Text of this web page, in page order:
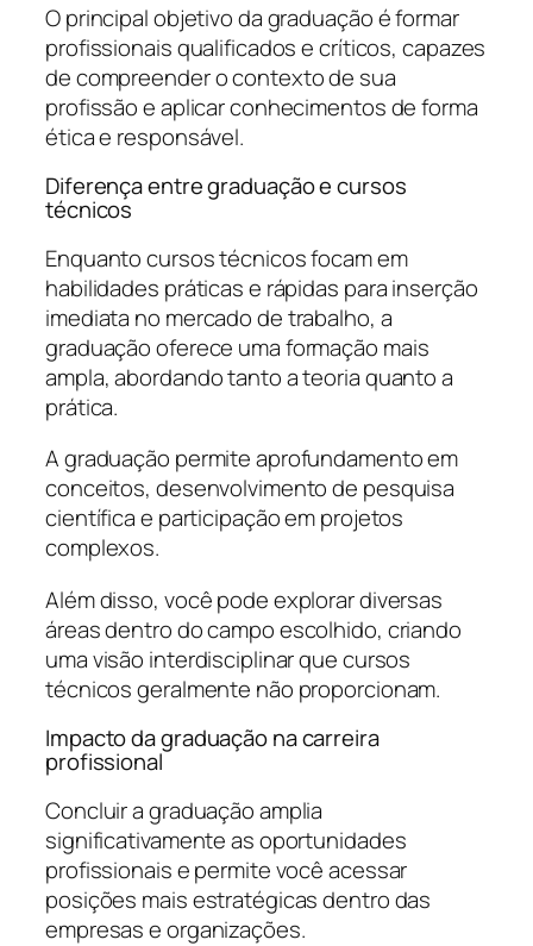
O principal objetivo da graduação é formar
profissionais qualificados e críticos, capazes
de compreender o contexto de sua
profissão e aplicar conhecimentos de forma
ética e responsável.
Diferença entre graduação e cursos
técnicos
Enquanto cursos técnicos focam em
habilidades práticas e rápidas para inserção
imediata no mercado de trabalho, a
graduação oferece uma formação mais
ampla, abordando tanto a teoria quanto a
prática.
A graduação permite aprofundamento em
conceitos, desenvolvimento de pesquisa
científica e participação em projetos
complexos.
Além disso, você pode explorar diversas
áreas dentro do campo escolhido, criando
uma visão interdisciplinar que cursos
técnicos geralmente não proporcionam.
Impacto da graduação na carreira
profissional
Concluir a graduação amplia
significativamente as oportunidades
profissionais e permite você acessar
posições mais estratégicas dentro das
empresas e organizações.